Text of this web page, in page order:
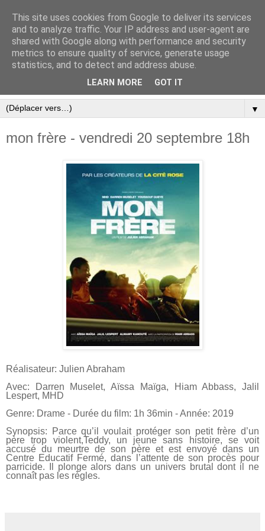
▼
mon frère - vendredi 20 septembre 18h
Réalisateur: Julien Abraham
Avec: Darren Muselet, Aïssa Maïga, Hiam Abbass, Jalil
Lespert, MHD
Genre: Drame - Durée du film: 1h 36min - Année: 2019
Synopsis: Parce qu’il voulait protéger son petit frère d’un
père trop violent,Teddy, un jeune sans histoire, se voit
accusé du meurtre de son père et est envoyé dans un
Centre Educatif Fermé, dans l’attente de son procès pour
parricide. Il plonge alors dans un univers brutal dont il ne
connaît pas les règles.
This site uses cookies from Google to deliver its services
and to analyze traffic. Your IP address and user-agent are
shared with Google along with performance and security
metrics to ensure quality of service, generate usage
statistics, and to detect and address abuse.
LEARN MORE GOT IT